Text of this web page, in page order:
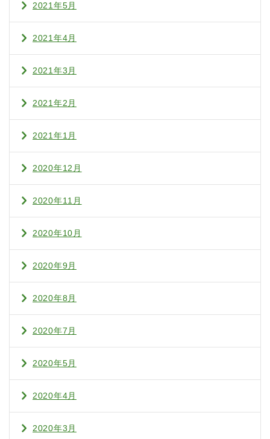
2021年5月
2021年4月
2021年3月
2021年2月
2021年1月
2020年12月
2020年11月
2020年10月
2020年9月
2020年8月
2020年7月
2020年5月
2020年4月
2020年3月